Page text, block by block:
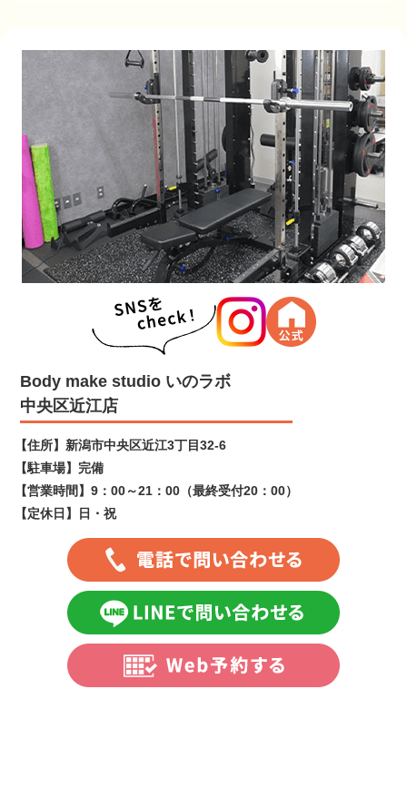
Body make studio いのラボ
中央区近江店
【住所】 新潟市中央区近江3丁目32-6
【駐車場】 完備
【営業時間】 9：00～21：00（最終受付20：00）
【定休日】
日・祝